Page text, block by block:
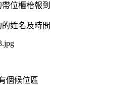
位櫃枱報到
姓名及時間
個候位區